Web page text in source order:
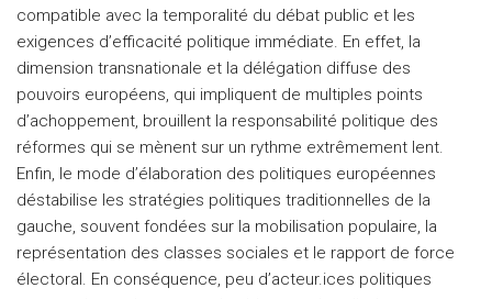
compatible avec la temporalité du débat public et les
exigences d’efficacité politique immédiate. En effet, la
dimension transnationale et la délégation diffuse des
pouvoirs européens, qui impliquent de multiples points
d’achoppement, brouillent la responsabilité politique des
réformes qui se mènent sur un rythme extrêmement lent.
Enfin, le mode d’élaboration des politiques européennes
déstabilise les stratégies politiques traditionnelles de la
gauche, souvent fondées sur la mobilisation populaire, la
représentation des classes sociales et le rapport de force
électoral. En conséquence, peu d’acteur.ices politiques